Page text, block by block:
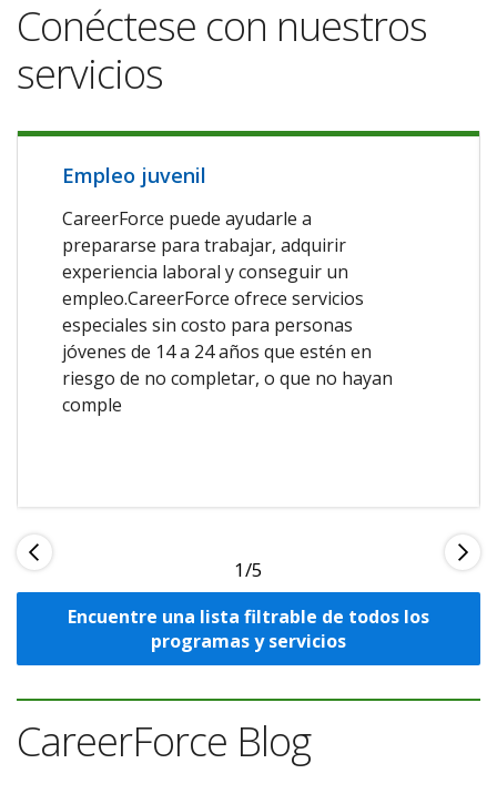
Conéctese con nuestros
servicios
Empleo juvenil
CareerForce puede ayudarle a
prepararse para trabajar, adquirir
experiencia laboral y conseguir un
empleo.CareerForce ofrece servicios
especiales sin costo para personas
jóvenes de 14 a 24 años que estén en
riesgo de no completar, o que no hayan
comple
1
Encuentre una lista filtrable de todos los
programas y servicios
CareerForce Blog